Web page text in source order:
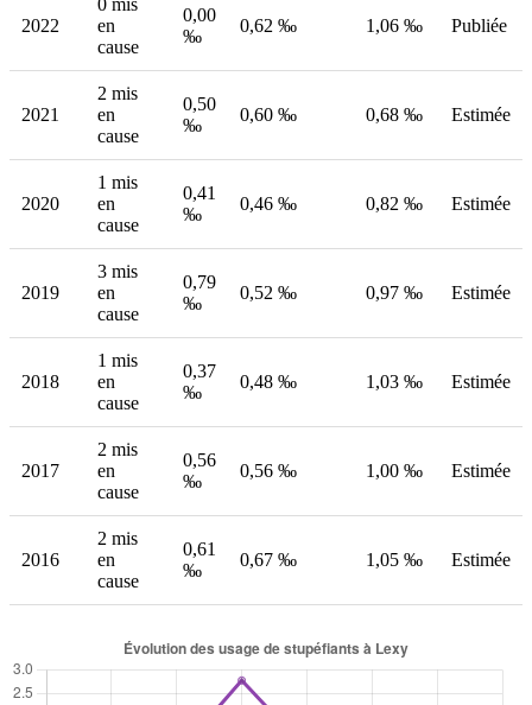
2022
en
cause
0,00
‰
0,62 ‰ 1,06 ‰ Publiée
2021
2 mis
en
cause
0,50
‰
0,60 ‰ 0,68 ‰ Estimée
2020
1 mis
en
cause
0,41
‰
0,46 ‰ 0,82 ‰ Estimée
2019
3 mis
en
cause
0,79
‰
0,52 ‰ 0,97 ‰ Estimée
2018
1 mis
en
cause
0,37
‰
0,48 ‰ 1,03 ‰ Estimée
2017
2 mis
en
cause
0,56
‰
0,56 ‰ 1,00 ‰ Estimée
2016
2 mis
en
cause
0,61
‰
0,67 ‰ 1,05 ‰ Estimée